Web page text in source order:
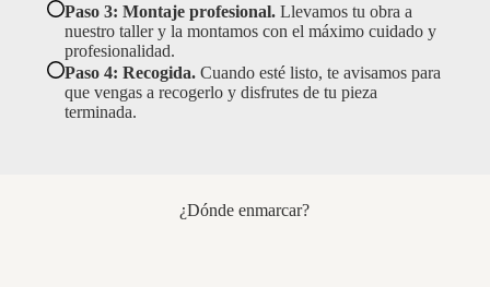
Paso 3: Montaje profesional.Llevamos tu obra a
nuestro taller y la montamos con el máximo cuidado y
profesionalidad.
Paso 4: Recogida.Cuando esté listo, te avisamos para
que vengas a recogerlo y disfrutes de tu pieza
terminada.
¿Dónde enmarcar?